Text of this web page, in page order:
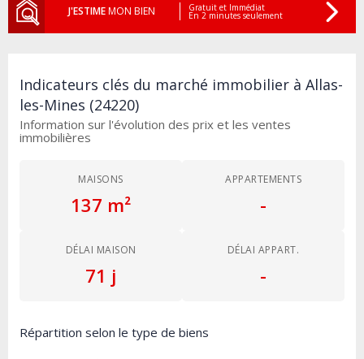
J'ESTIMEMON BIEN Gratuit et Immédiat
En 2 minutes seulement
Indicateurs clés du marché immobilier à Allas-
les-Mines (24220)
Information sur l'évolution des prix et les ventes
immobilières
MAISONS
137 m²
APPARTEMENTS
-
DÉLAI MAISON
71 j
DÉLAI APPART.
-
Répartition selon le type de biens